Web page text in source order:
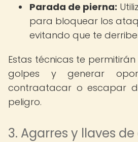
Parada de pierna:
para bloquear los
evitando que te
Estas técnicas te
golpes y generar
contraatacar o escapar
peligro.
3. Agarres y llaves